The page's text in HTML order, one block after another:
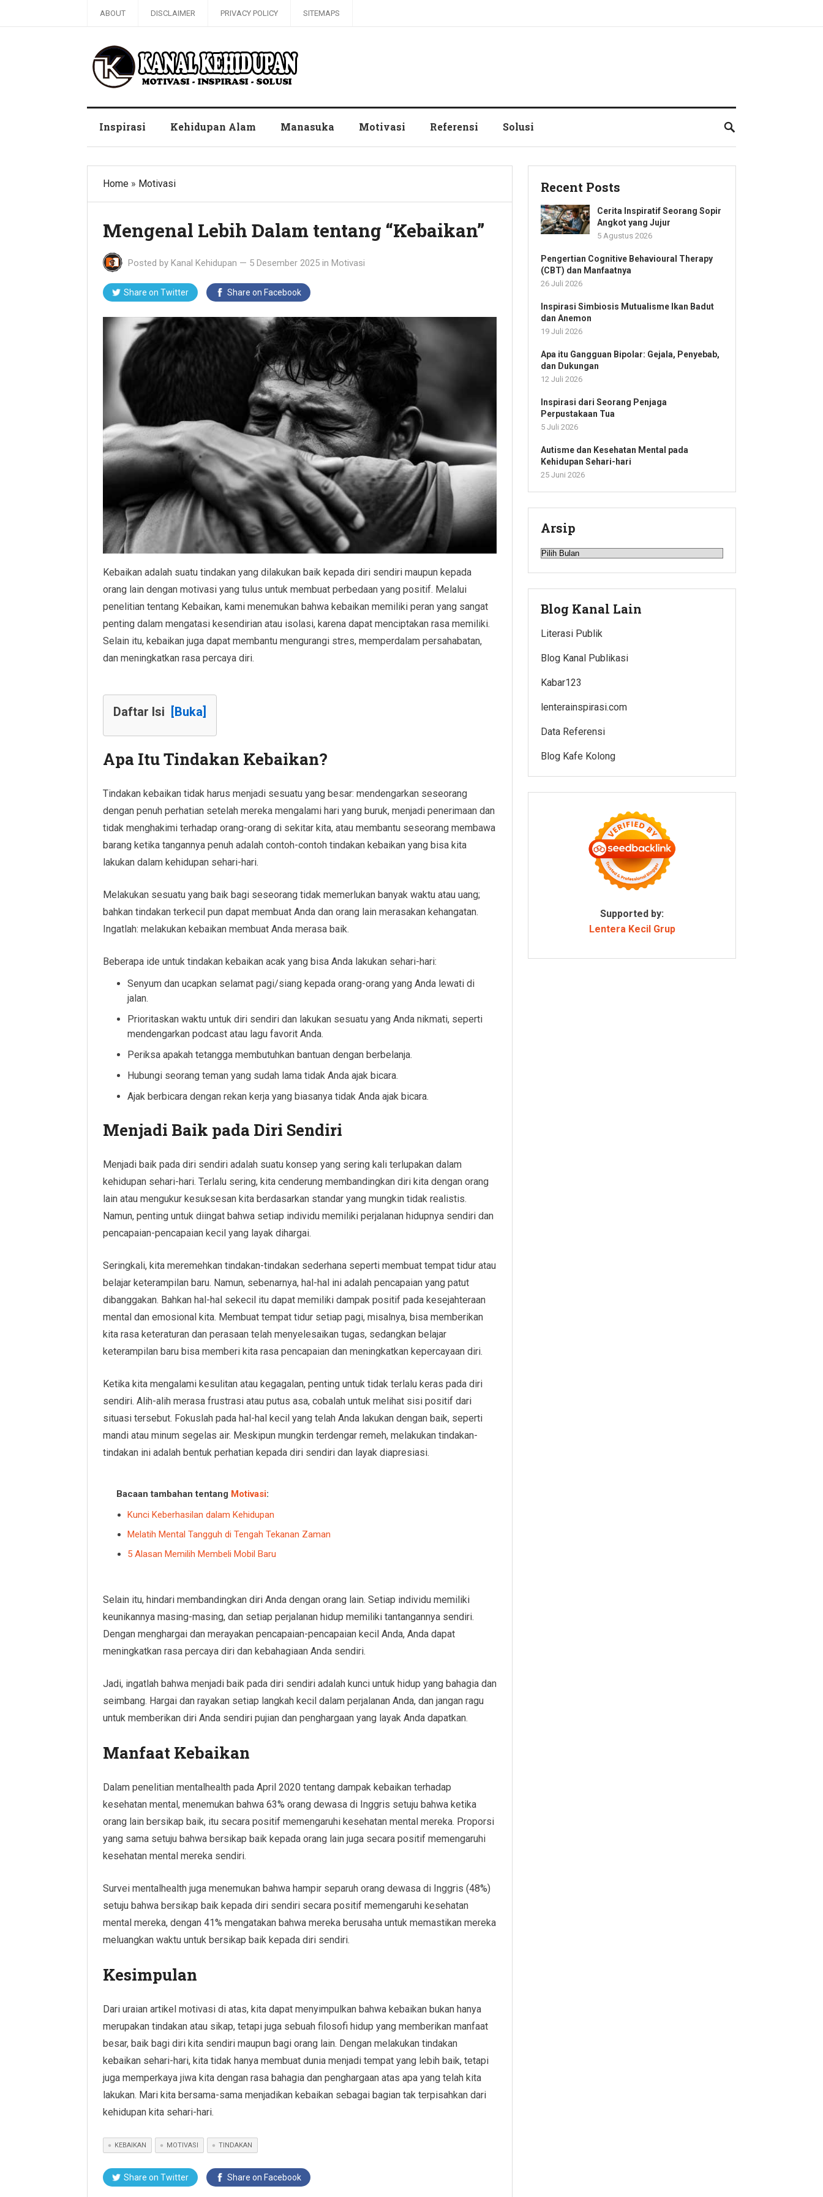
ABOUT DISCLAIMER PRIVACY POLICY SITEMAPS
Inspirasi Kehidupan Alam Manasuka Motivasi Referensi Solusi
Home » Motivasi
Mengenal Lebih Dalam tentang “Kebaikan”
Posted by Kanal Kehidupan — 5 Desember 2025 in Motivasi
Share on Twitter Share on Facebook
Kebaikan adalah suatu tindakan yang dilakukan baik kepada diri sendiri maupun kepada
orang lain dengan motivasi yang tulus untuk membuat perbedaan yang positif. Melalui
penelitian tentang Kebaikan, kami menemukan bahwa kebaikan memiliki peran yang sangat
penting dalam mengatasi kesendirian atau isolasi, karena dapat menciptakan rasa memiliki.
Selain itu, kebaikan juga dapat membantu mengurangi stres, memperdalam persahabatan,
dan meningkatkan rasa percaya diri.
Daftar Isi [Buka]
Apa Itu Tindakan Kebaikan?
Tindakan kebaikan tidak harus menjadi sesuatu yang besar: mendengarkan seseorang
dengan penuh perhatian setelah mereka mengalami hari yang buruk, menjadi penerimaan dan
tidak menghakimi terhadap orang-orang di sekitar kita, atau membantu seseorang membawa
barang ketika tangannya penuh adalah contoh-contoh tindakan kebaikan yang bisa kita
lakukan dalam kehidupan sehari-hari.
Melakukan sesuatu yang baik bagi seseorang tidak memerlukan banyak waktu atau uang;
bahkan tindakan terkecil pun dapat membuat Anda dan orang lain merasakan kehangatan.
Ingatlah: melakukan kebaikan membuat Anda merasa baik.
Beberapa ide untuk tindakan kebaikan acak yang bisa Anda lakukan sehari-hari:
Senyum dan ucapkan selamat pagi/siang kepada orang-orang yang Anda lewati di
jalan.
Prioritaskan waktu untuk diri sendiri dan lakukan sesuatu yang Anda nikmati, seperti
mendengarkan podcast atau lagu favorit Anda.
Periksa apakah tetangga membutuhkan bantuan dengan berbelanja.
Hubungi seorang teman yang sudah lama tidak Anda ajak bicara.
Ajak berbicara dengan rekan kerja yang biasanya tidak Anda ajak bicara.
Menjadi Baik pada Diri Sendiri
Menjadi baik pada diri sendiri adalah suatu konsep yang sering kali terlupakan dalam
kehidupan sehari-hari. Terlalu sering, kita cenderung membandingkan diri kita dengan orang
lain atau mengukur kesuksesan kita berdasarkan standar yang mungkin tidak realistis.
Namun, penting untuk diingat bahwa setiap individu memiliki perjalanan hidupnya sendiri dan
pencapaian-pencapaian kecil yang layak dihargai.
Seringkali, kita meremehkan tindakan-tindakan sederhana seperti membuat tempat tidur atau
belajar keterampilan baru. Namun, sebenarnya, hal-hal ini adalah pencapaian yang patut
dibanggakan. Bahkan hal-hal sekecil itu dapat memiliki dampak positif pada kesejahteraan
mental dan emosional kita. Membuat tempat tidur setiap pagi, misalnya, bisa memberikan
kita rasa keteraturan dan perasaan telah menyelesaikan tugas, sedangkan belajar
keterampilan baru bisa memberi kita rasa pencapaian dan meningkatkan kepercayaan diri.
Ketika kita mengalami kesulitan atau kegagalan, penting untuk tidak terlalu keras pada diri
sendiri. Alih-alih merasa frustrasi atau putus asa, cobalah untuk melihat sisi positif dari
situasi tersebut. Fokuslah pada hal-hal kecil yang telah Anda lakukan dengan baik, seperti
mandi atau minum segelas air. Meskipun mungkin terdengar remeh, melakukan tindakan-
tindakan ini adalah bentuk perhatian kepada diri sendiri dan layak diapresiasi.
Bacaan tambahan tentang Motivasi:
Kunci Keberhasilan dalam Kehidupan
Melatih Mental Tangguh di Tengah Tekanan Zaman
5 Alasan Memilih Membeli Mobil Baru
Selain itu, hindari membandingkan diri Anda dengan orang lain. Setiap individu memiliki
keunikannya masing-masing, dan setiap perjalanan hidup memiliki tantangannya sendiri.
Dengan menghargai dan merayakan pencapaian-pencapaian kecil Anda, Anda dapat
meningkatkan rasa percaya diri dan kebahagiaan Anda sendiri.
Jadi, ingatlah bahwa menjadi baik pada diri sendiri adalah kunci untuk hidup yang bahagia dan
seimbang. Hargai dan rayakan setiap langkah kecil dalam perjalanan Anda, dan jangan ragu
untuk memberikan diri Anda sendiri pujian dan penghargaan yang layak Anda dapatkan.
Manfaat Kebaikan
Dalam penelitian mentalhealth pada April 2020 tentang dampak kebaikan terhadap
kesehatan mental, menemukan bahwa 63% orang dewasa di Inggris setuju bahwa ketika
orang lain bersikap baik, itu secara positif memengaruhi kesehatan mental mereka. Proporsi
yang sama setuju bahwa bersikap baik kepada orang lain juga secara positif memengaruhi
kesehatan mental mereka sendiri.
Survei mentalhealth juga menemukan bahwa hampir separuh orang dewasa di Inggris (48%)
setuju bahwa bersikap baik kepada diri sendiri secara positif memengaruhi kesehatan
mental mereka, dengan 41% mengatakan bahwa mereka berusaha untuk memastikan mereka
meluangkan waktu untuk bersikap baik kepada diri sendiri.
Kesimpulan
Dari uraian artikel motivasi di atas, kita dapat menyimpulkan bahwa kebaikan bukan hanya
merupakan tindakan atau sikap, tetapi juga sebuah filosofi hidup yang memberikan manfaat
besar, baik bagi diri kita sendiri maupun bagi orang lain. Dengan melakukan tindakan
kebaikan sehari-hari, kita tidak hanya membuat dunia menjadi tempat yang lebih baik, tetapi
juga memperkaya jiwa kita dengan rasa bahagia dan penghargaan atas apa yang telah kita
lakukan. Mari kita bersama-sama menjadikan kebaikan sebagai bagian tak terpisahkan dari
kehidupan kita sehari-hari.
KEBAIKAN MOTIVASI TINDAKAN
Share on Twitter Share on Facebook
Recent Posts
Cerita Inspiratif Seorang Sopir
Angkot yang Jujur
5 Agustus 2026
Pengertian Cognitive Behavioural Therapy
(CBT) dan Manfaatnya
26 Juli 2026
Inspirasi Simbiosis Mutualisme Ikan Badut
dan Anemon
19 Juli 2026
Apa itu Gangguan Bipolar: Gejala, Penyebab,
dan Dukungan
12 Juli 2026
Inspirasi dari Seorang Penjaga
Perpustakaan Tua
5 Juli 2026
Autisme dan Kesehatan Mental pada
Kehidupan Sehari-hari
25 Juni 2026
Arsip
Arsip
Blog Kanal Lain
Literasi Publik
Blog Kanal Publikasi
Kabar123
lenterainspirasi.com
Data Referensi
Blog Kafe Kolong
Supported by:
Lentera Kecil Grup